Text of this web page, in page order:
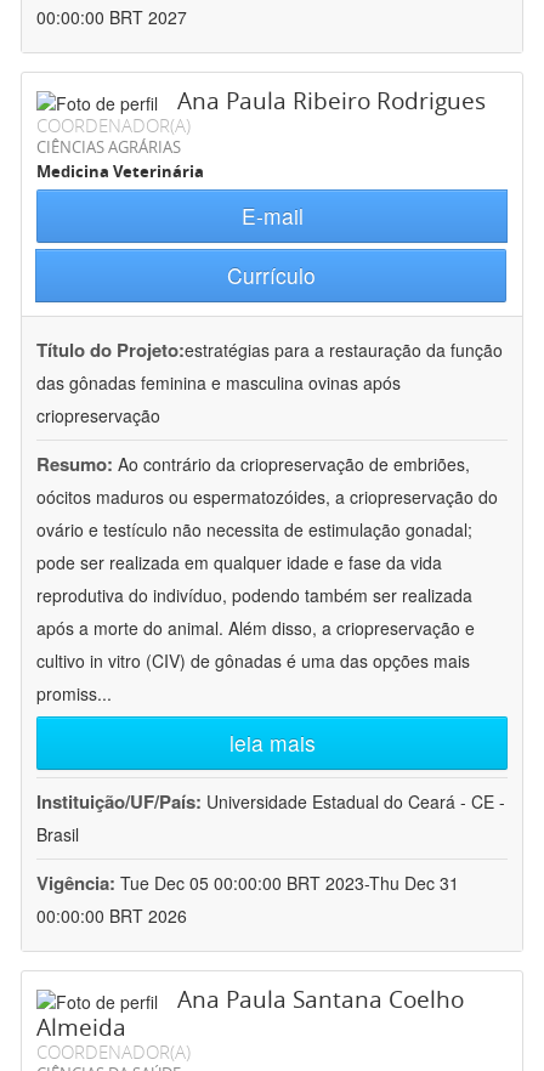
00:00:00 BRT 2027
Ana Paula Ribeiro Rodrigues
COORDENADOR(A)
CIÊNCIAS AGRÁRIAS
Medicina Veterinária
E-mail
Currículo
Título do Projeto:estratégias para a restauração da função
das gônadas feminina e masculina ovinas após
criopreservação
Resumo: Ao contrário da criopreservação de embriões,
oócitos maduros ou espermatozóides, a criopreservação do
ovário e testículo não necessita de estimulação gonadal;
pode ser realizada em qualquer idade e fase da vida
reprodutiva do indivíduo, podendo também ser realizada
após a morte do animal. Além disso, a criopreservação e
cultivo in vitro (CIV) de gônadas é uma das opções mais
promiss...
leia mais
Instituição/UF/País: Universidade Estadual do Ceará - CE -
Brasil
Vigência: Tue Dec 05 00:00:00 BRT 2023-Thu Dec 31
00:00:00 BRT 2026
Ana Paula Santana Coelho
Almeida
COORDENADOR(A)